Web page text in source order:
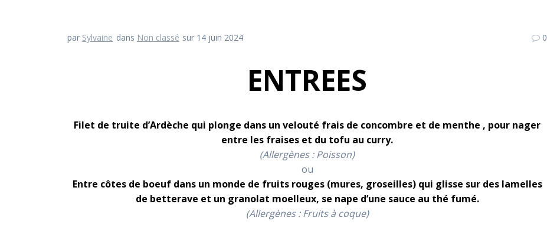
par Sylvaine dans Non classé sur 14 juin 2024 0
ENTREES
Filet de truite d’Ardèche qui plonge dans un velouté frais de concombre et de menthe , pour nager
entre les fraises et du tofu au curry.
(Allergènes : Poisson)
ou
Entre côtes de boeuf dans un monde de fruits rouges (mures, groseilles) qui glisse sur des lamelles
de betterave et un granolat moelleux, se nape d’une sauce au thé fumé.
(Allergènes : Fruits à coque)